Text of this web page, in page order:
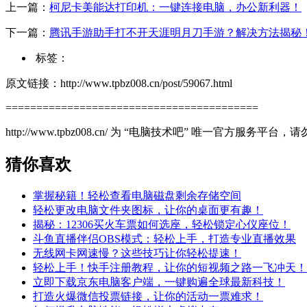
上一篇： 柯尼卡美能达打印机：一键连接电脑，办公新利器！
下一篇： 腾讯手游助手打不开天涯明月刀手游？解决方法揭秘！
标签：
原文链接：http://www.tpbz008.cn/post/59067.html
=========================================
http://www.tpbz008.cn/ 为 “电脑技术吧” 唯一官方服务平台，请
猜你喜欢
掌握秘籍！轻松查看电脑磁盘剩余存储空间
轻松更改电脑文件夹图标，让你的桌面更有趣！
揭秘：12306买火车票如何选座，轻松锁定心仪座位！
斗鱼直播伴侣OBS模式：轻松上手，打造专业直播效果
无线网卡网速慢？这些技巧让你轻松提速！
轻松上手！快手注册教程，让你的短视频之路一飞冲天！
立即下载京东电脑客户端，一键购遍全球最新科技！
打造火爆微信投票链接，让你的活动一票难求！